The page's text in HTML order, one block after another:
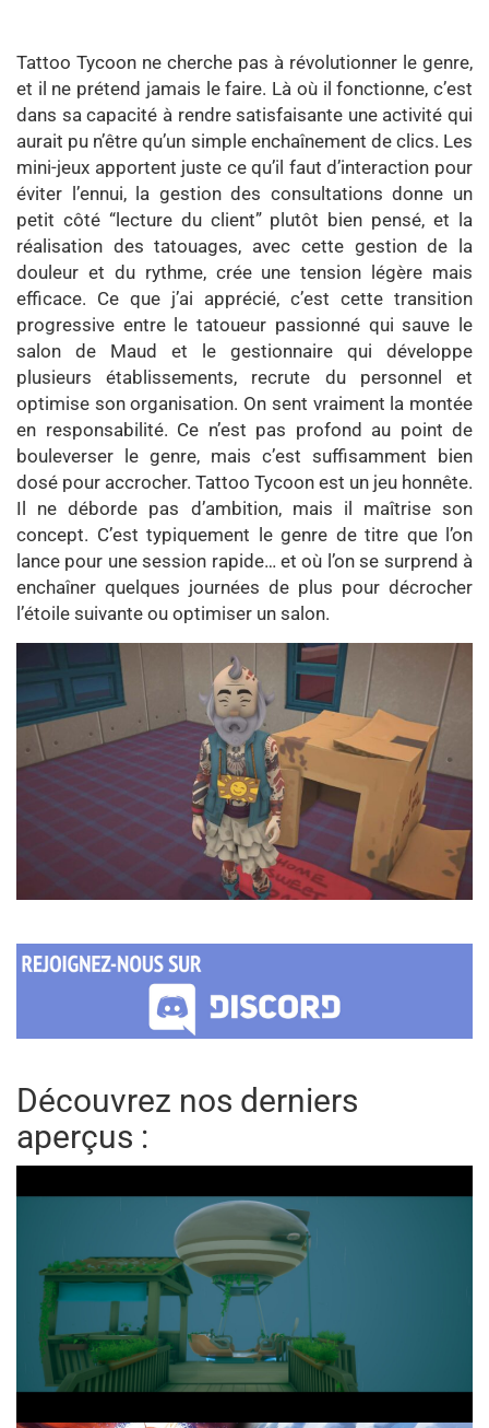
Tattoo Tycoon ne cherche pas à révolutionner le genre,
et il ne prétend jamais le faire. Là où il fonctionne, c’est
dans sa capacité à rendre satisfaisante une activité qui
aurait pu n’être qu’un simple enchaînement de clics. Les
mini-jeux apportent juste ce qu’il faut d’interaction pour
éviter l’ennui, la gestion des consultations donne un
petit côté “lecture du client” plutôt bien pensé, et la
réalisation des tatouages, avec cette gestion de la
douleur et du rythme, crée une tension légère mais
efficace. Ce que j’ai apprécié, c’est cette transition
progressive entre le tatoueur passionné qui sauve le
salon de Maud et le gestionnaire qui développe
plusieurs établissements, recrute du personnel et
optimise son organisation. On sent vraiment la montée
en responsabilité. Ce n’est pas profond au point de
bouleverser le genre, mais c’est suffisamment bien
dosé pour accrocher. Tattoo Tycoon est un jeu honnête.
Il ne déborde pas d’ambition, mais il maîtrise son
concept. C’est typiquement le genre de titre que l’on
lance pour une session rapide… et où l’on se surprend à
enchaîner quelques journées de plus pour décrocher
l’étoile suivante ou optimiser un salon.
Découvrez nos derniers
aperçus :